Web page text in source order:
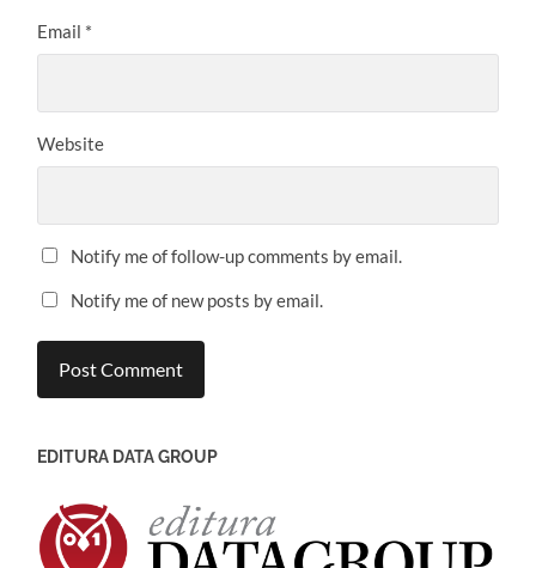
Email *
Website
Notify me of follow-up comments by email.
Notify me of new posts by email.
EDITURA DATA GROUP